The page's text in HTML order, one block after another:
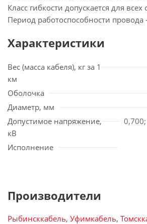
Класс гибкости допускается для
Период работоспособности провода
Характеристики
Вес (масса кабеля), кг за 1
км
Оболочка
Диаметр, мм
Допустимое напряжение,
кВ
Исполнение
Производители
Рыбинсккабель, Уфимкабель,